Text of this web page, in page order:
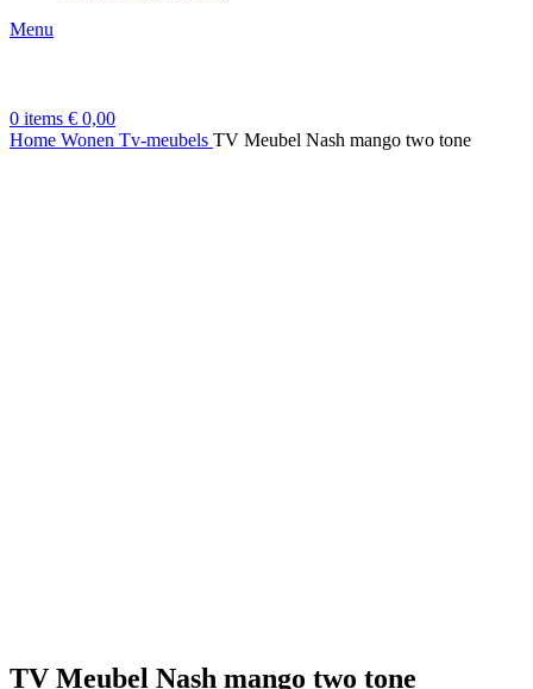
Menu
0 items € 0,00
Home Wonen Tv-meubels TV Meubel Nash mango two tone
TV Meubel Nash mango two tone